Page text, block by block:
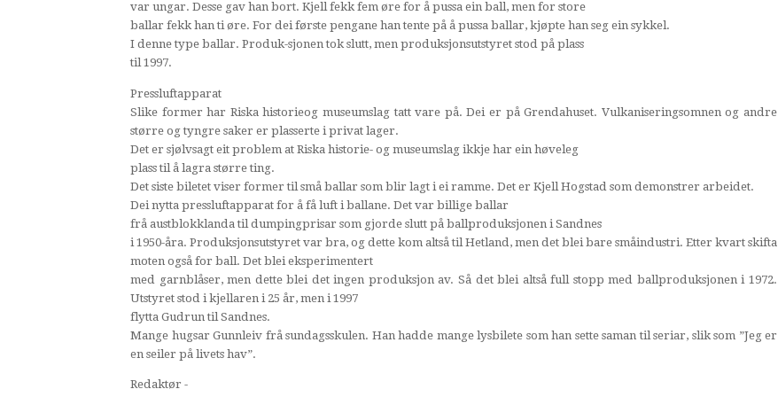
var ungar. Desse gav han bort. Kjell fekk fem øre for å pussa ein ball, men for store
ballar fekk han ti øre. For dei første pengane han tente på å pussa ballar, kjøpte han seg ein sykkel.
I denne type ballar. Produk-sjonen tok slutt, men produksjonsutstyret stod på plass
til 1997.
Pressluftapparat
Slike former har Riska historieog museumslag tatt vare på. Dei er på Grendahuset. Vulkaniseringsomnen og andre
større og tyngre saker er plasserte i privat lager.
Det er sjølvsagt eit problem at Riska historie- og museumslag ikkje har ein høveleg
plass til å lagra større ting.
Det siste biletet viser former til små ballar som blir lagt i ei ramme. Det er Kjell Hogstad som demonstrer arbeidet.
Dei nytta pressluftapparat for å få luft i ballane. Det var billige ballar
frå austblokklanda til dumpingprisar som gjorde slutt på ballproduksjonen i Sandnes
i 1950-åra. Produksjonsutstyret var bra, og dette kom altså til Hetland, men det blei bare småindustri. Etter kvart skifta
moten også for ball. Det blei eksperimentert
med garnblåser, men dette blei det ingen produksjon av. Så det blei altså full stopp med ballproduksjonen i 1972.
Utstyret stod i kjellaren i 25 år, men i 1997
flytta Gudrun til Sandnes.
Mange hugsar Gunnleiv frå sundagsskulen. Han hadde mange lysbilete som han sette saman til seriar, slik som ”Jeg er
en seiler på livets hav”.
Redaktør -